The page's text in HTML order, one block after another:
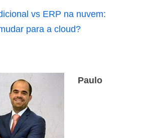
vs ERP na nuvem:
para a cloud?
Paulo